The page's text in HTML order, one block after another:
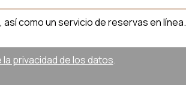
como un servicio de reservas en línea.
privacidad de los datos.